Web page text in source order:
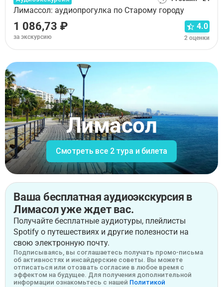
Лимассол: аудиопрогулка по Старому городу
1 086,73 ₽
за экскурсию
4.0
2 оценки
Лимасол
Смотреть все 2 тура и билета
Ваша бесплатная аудиоэкскурсия в
Лимасол уже ждет вас.
Получайте бесплатные аудиотуры, плейлисты
Spotify о путешествиях и другие полезности на
свою электронную почту.
Подписываясь, вы соглашаетесь получать промо-письма
об активностях и инсайдерские советы. Вы можете
отписаться или отозвать согласие в любое время с
эффектом на будущее. Для получения дополнительной
информации ознакомьтесь с нашей Политикой